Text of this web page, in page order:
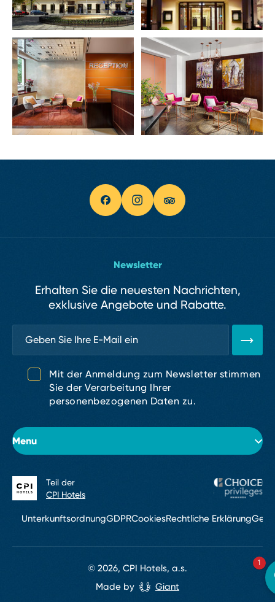
Menu
Über das Hotel
Zimmer
Newsletter
Erhalten Sie die neuesten Nachrichten,
exklusive Angebote und Rabatte.
Mit der Anmeldung zum Newsletter stimmen
Sie der Verarbeitung Ihrer
personenbezogenen Daten zu.
UnterkunftsordnungGDPRCookiesRechtliche Erklärung
© 2026, CPI Hotels, a.s.
Teil der
CPI Hotels
Made by Giant
1